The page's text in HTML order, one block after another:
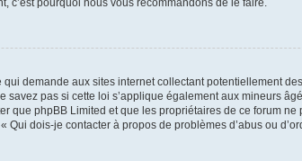
demande aux sites internet collectant potentiellement
pas si cette loi s’applique également aux mineurs
phpBB Limited et que les propriétaires de ce forum ne
dois-je contacter à propos de problèmes d’abus ou